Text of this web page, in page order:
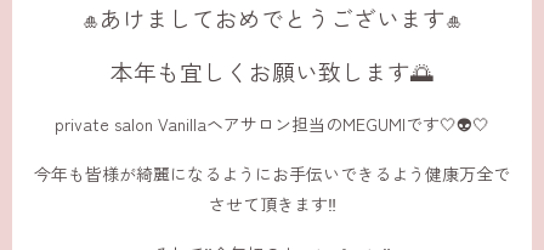
🎍 あけましておめでとうございます🎍
本年も宜しくお願い致します🌅
private salon Vanillaヘアサロン担当のMEGUMIです🤍👽🤍
今年も皆様が綺麗になるようにお手伝いできるよう健康万全で
させて頂きます‼️